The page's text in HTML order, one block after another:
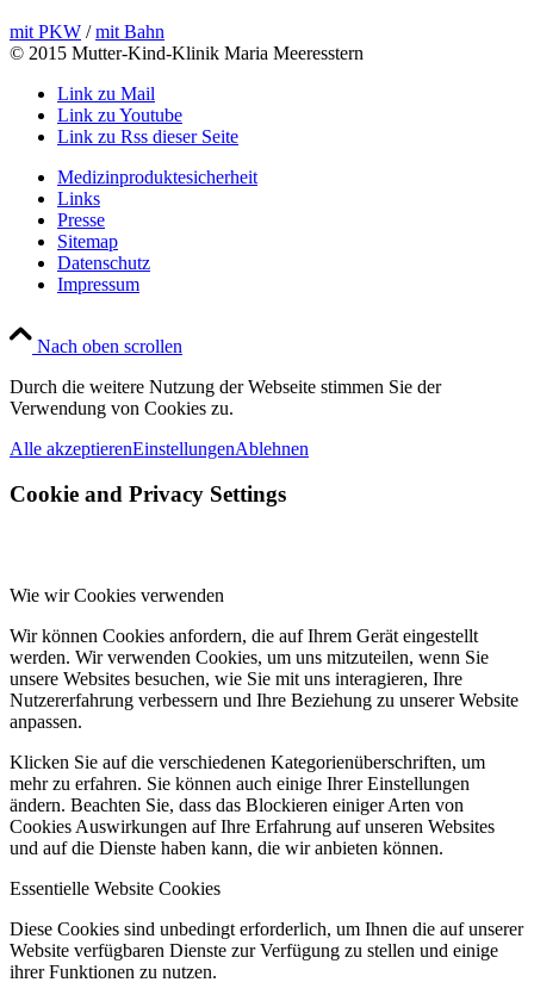
mit PKW /mit Bahn
© 2015 Mutter-Kind-Klinik Maria Meeresstern
Link zu Mail
Link zu Youtube
Link zu Rss dieser Seite
Medizinproduktesicherheit
Links
Presse
Sitemap
Datenschutz
Impressum
Nach oben scrollen
Durch die weitere Nutzung der Webseite stimmen Sie der
Verwendung von Cookies zu.
Alle akzeptierenEinstellungenAblehnen
Cookie and Privacy Settings
Wie wir Cookies verwenden
Wir können Cookies anfordern, die auf Ihrem Gerät eingestellt
werden. Wir verwenden Cookies, um uns mitzuteilen, wenn Sie
unsere Websites besuchen, wie Sie mit uns interagieren, Ihre
Nutzererfahrung verbessern und Ihre Beziehung zu unserer Website
anpassen.
Klicken Sie auf die verschiedenen Kategorienüberschriften, um
mehr zu erfahren. Sie können auch einige Ihrer Einstellungen
ändern. Beachten Sie, dass das Blockieren einiger Arten von
Cookies Auswirkungen auf Ihre Erfahrung auf unseren Websites
und auf die Dienste haben kann, die wir anbieten können.
Essentielle Website Cookies
Diese Cookies sind unbedingt erforderlich, um Ihnen die auf unserer
Website verfügbaren Dienste zur Verfügung zu stellen und einige
ihrer Funktionen zu nutzen.